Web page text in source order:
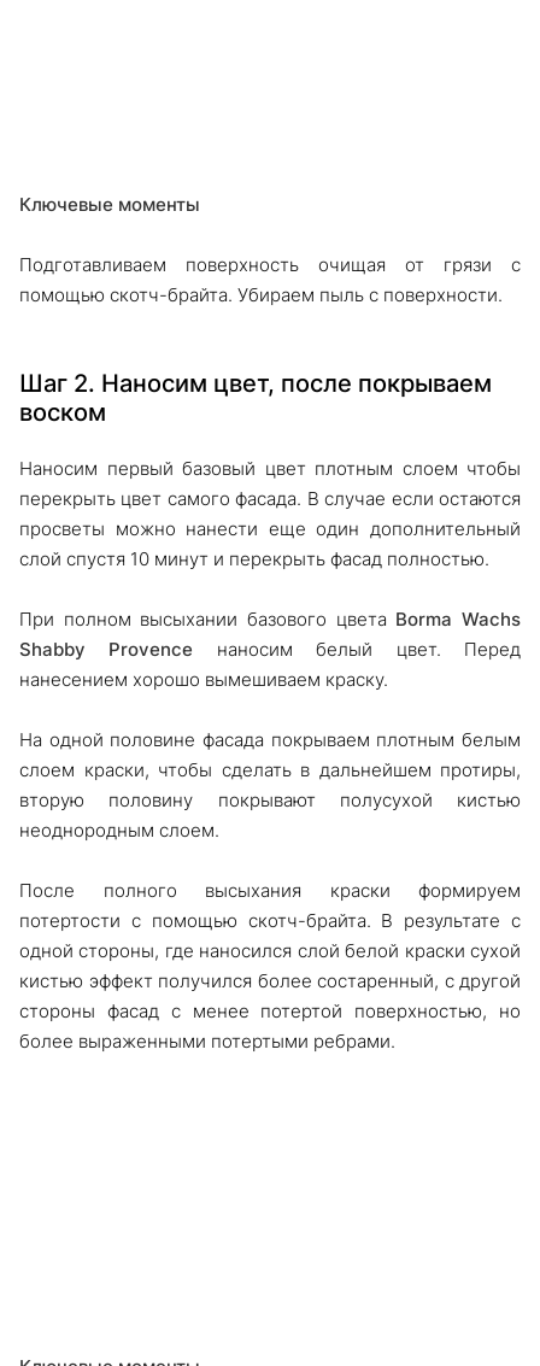
Ключевые моменты
Подготавливаем поверхность очищая от грязи с
помощью скотч-брайта. Убираем пыль с поверхности.
Шаг 2. Наносим цвет, после покрываем
воском
Наносим первый базовый цвет плотным слоем чтобы
перекрыть цвет самого фасада. В случае если остаются
просветы можно нанести еще один дополнительный
слой спустя 10 минут и перекрыть фасад полностью.
При полном высыхании базового цвета Borma Wachs
Shabby Provence наносим белый цвет. Перед
нанесением хорошо вымешиваем краску.
На одной половине фасада покрываем плотным белым
слоем краски, чтобы сделать в дальнейшем протиры,
вторую половину покрывают полусухой кистью
неоднородным слоем.
После полного высыхания краски формируем
потертости с помощью скотч-брайта. В результате с
одной стороны, где наносился слой белой краски сухой
кистью эффект получился более состаренный, с другой
стороны фасад с менее потертой поверхностью, но
более выраженными потертыми ребрами.